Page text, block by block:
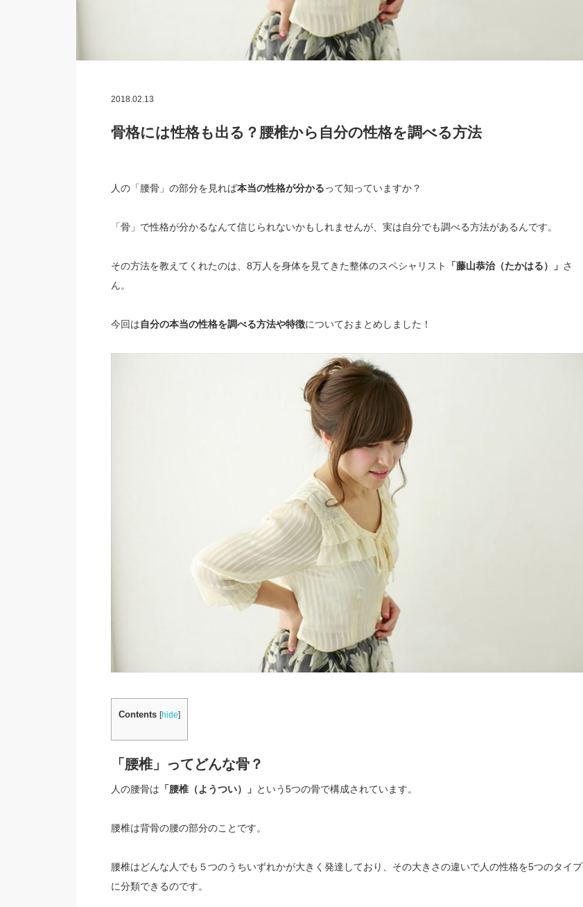
2018.02.13
骨格には性格も出る？腰椎から自分の性格を調べる方法
人の「腰骨」の部分を見れば本当の性格が分かるって知っていますか？
「骨」で性格が分かるなんて信じられないかもしれませんが、実は自分でも調べる方法があるんです。
その方法を教えてくれたのは、8万人を身体を見てきた整体のスペシャリスト 「藤山恭治（たかはる）」 さ
ん。
今回は自分の本当の性格を調べる方法や特徴についておまとめしました！
Contents [hide]
「腰椎」ってどんな骨？
人の腰骨は 「腰椎（ようつい）」 という5つの骨で構成されています。
腰椎は背骨の腰の部分のことです。
腰椎はどんな人でも５つのうちいずれかが大きく発達しており、その大きさの違いで人の性格を5つのタイプ
に分類できるのです。